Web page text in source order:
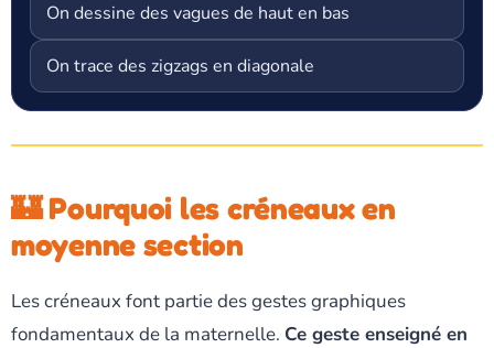
On dessine des vagues de haut en bas
On trace des zigzags en diagonale
🏰 Pourquoi les créneaux en
moyenne section
Les créneaux font partie des gestes graphiques
fondamentaux de la maternelle. Ce geste enseigné en